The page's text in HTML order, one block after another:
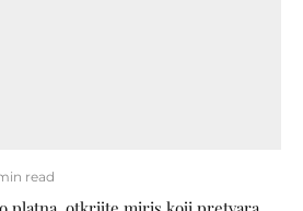
read